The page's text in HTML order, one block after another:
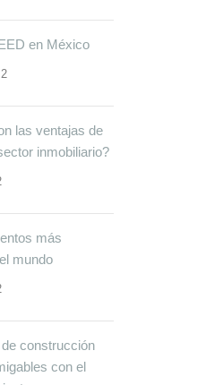
en México
las ventajas de
inmobiliario?
más
mundo
construcción
con el